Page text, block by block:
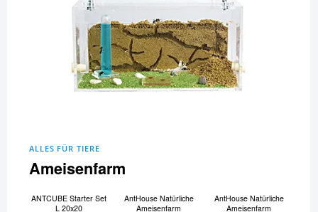
ALLES FÜR TIERE
Ameisenfarm
ANTCUBE Starter Set
L 20x20
AntHouse Natürliche
Ameisenfarm
AntHouse Natürliche
Ameisenfarm